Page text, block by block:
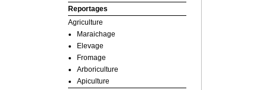
Reportages
Agriculture
Maraichage
Elevage
Fromage
Arboriculture
Apiculture